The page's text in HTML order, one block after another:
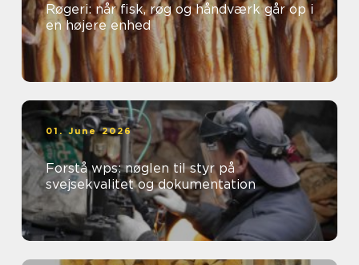
Røgeri: når fisk, røg og håndværk går op i
en højere enhed
01. June 2026
Forstå wps: nøglen til styr på
svejsekvalitet og dokumentation